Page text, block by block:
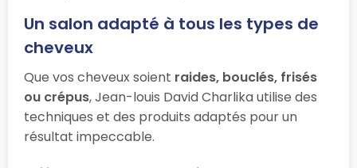
Un salon adapté à tous les types de
cheveux
Que vos cheveux soient raides, bouclés, frisés
ou crépus, Jean-louis David Charlika utilise des
techniques et des produits adaptés pour un
résultat impeccable.